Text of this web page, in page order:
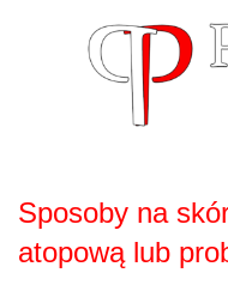
Sposoby na
atopową lub